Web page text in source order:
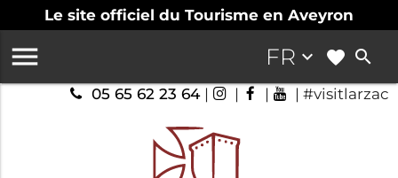
Le site officiel du Tourisme en Aveyron
FR keyboard_arrow_down search

05 65 62 23 64 | | | | #visitlarzac